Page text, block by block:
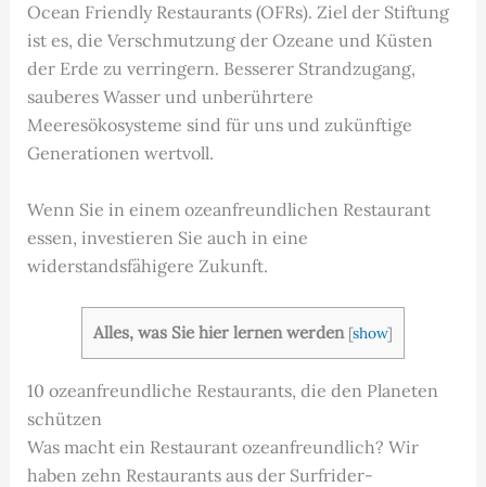
Ocean Friendly Restaurants (OFRs). Ziel der Stiftung
ist es, die Verschmutzung der Ozeane und Küsten
der Erde zu verringern. Besserer Strandzugang,
sauberes Wasser und unberührtere
Meeresökosysteme sind für uns und zukünftige
Generationen wertvoll.
Wenn Sie in einem ozeanfreundlichen Restaurant
essen, investieren Sie auch in eine
widerstandsfähigere Zukunft.
Alles, was Sie hier lernen werden [show]
10 ozeanfreundliche Restaurants, die den Planeten
schützen
Was macht ein Restaurant ozeanfreundlich? Wir
haben zehn Restaurants aus der Surfrider-